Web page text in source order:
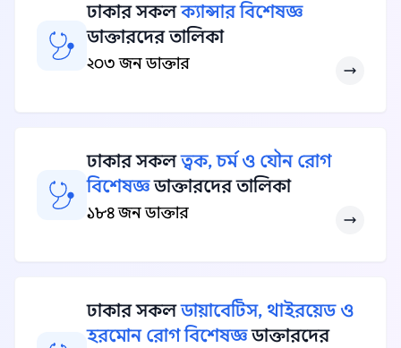
ঢাকার সকলক্যান্সার বিশেষজ্ঞ
ডাক্তারদের তালিকা
২০৩ জন ডাক্তার
ঢাকার সকলত্বক, চর্ম ও যৌন রোগ
বিশেষজ্ঞডাক্তারদের তালিকা
১৮৪ জন ডাক্তার
ঢাকার সকলডায়াবেটিস, থাইরয়েড ও
হরমোন রোগ বিশেষজ্ঞডাক্তারদের